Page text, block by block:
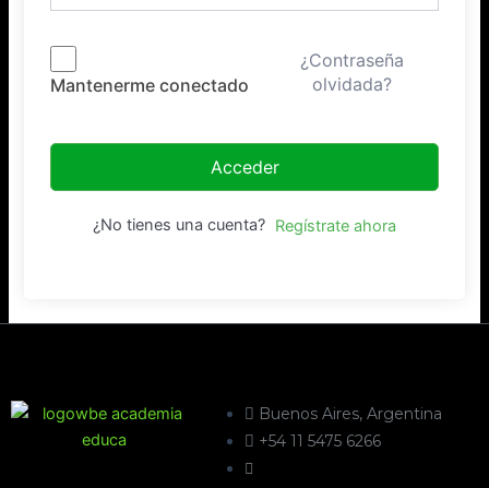
Mantenerme conectado
¿Contraseña
olvidada?
Acceder
¿No tienes una cuenta? Regístrate ahora
Buenos Aires, Argentina
+54 11 5475 6266